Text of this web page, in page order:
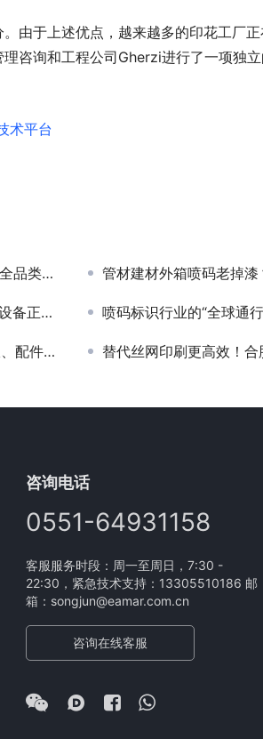
由于上述优点，越来越多的印花工厂
咨询和工程公司Gherzi进行了一项独
术平台
布局？ 管材建材外箱喷码老掉漆？老
争力！ 喷码标识行业的“全球通行证”：
离谱？ 替代丝网印刷更高效！合肥依玛
咨询电话
0551-64931158
客服服务时段：周一至周日，7:30 -
22:30，紧急技术支持：13305510186 邮
箱：songjun@eamar.com.cn
咨询在线客服